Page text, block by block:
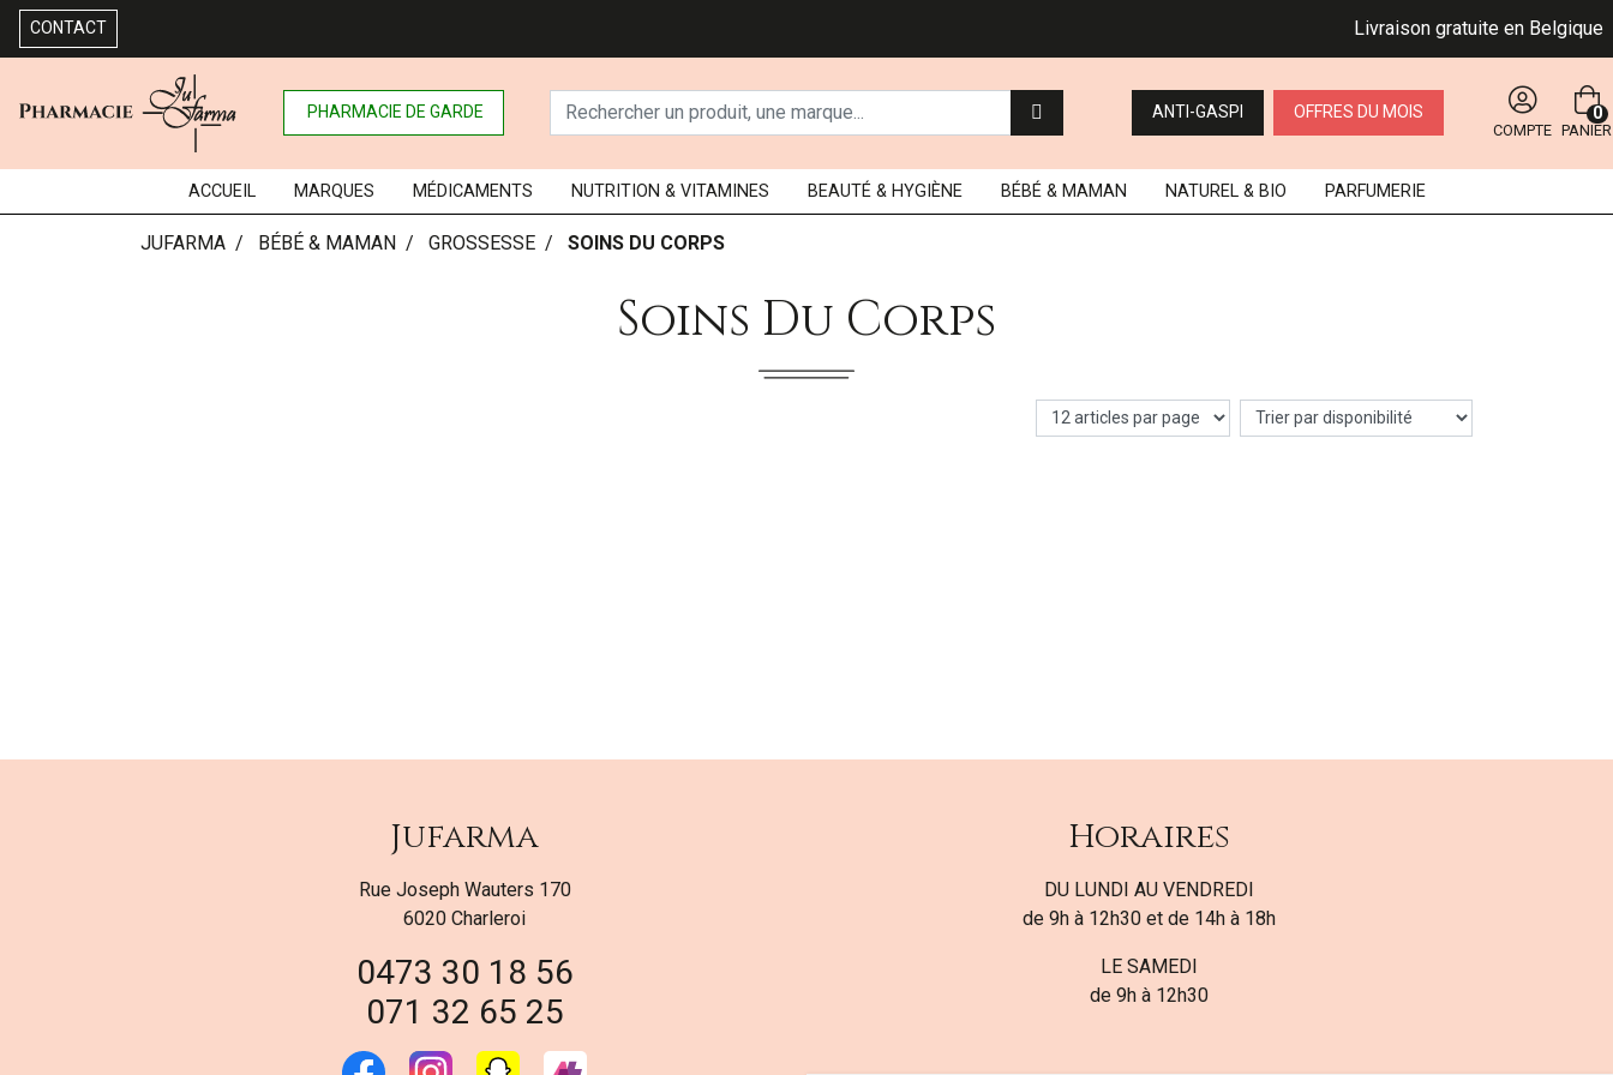
CONTACT Livraison gratuite en Belgique
PHARMACIE DE GARDE ANTI-GASPI OFFRES DU MOIS
COMPTE PANIER
0
ACCUEIL MARQUES MÉDICAMENTS NUTRITION & VITAMINES BEAUTÉ & HYGIÈNE BÉBÉ & MAMAN NATUREL & BIO PARFUMERIE
JUFARMA BÉBÉ & MAMAN GROSSESSE SOINS DU CORPS
Soins Du Corps
Jufarma
Rue Joseph Wauters 170
6020 Charleroi
0473 30 18 56
071 32 65 25
Horaires
DU LUNDI AU VENDREDI
de 9h à 12h30 et de 14h à 18h
LE SAMEDI
de 9h à 12h30